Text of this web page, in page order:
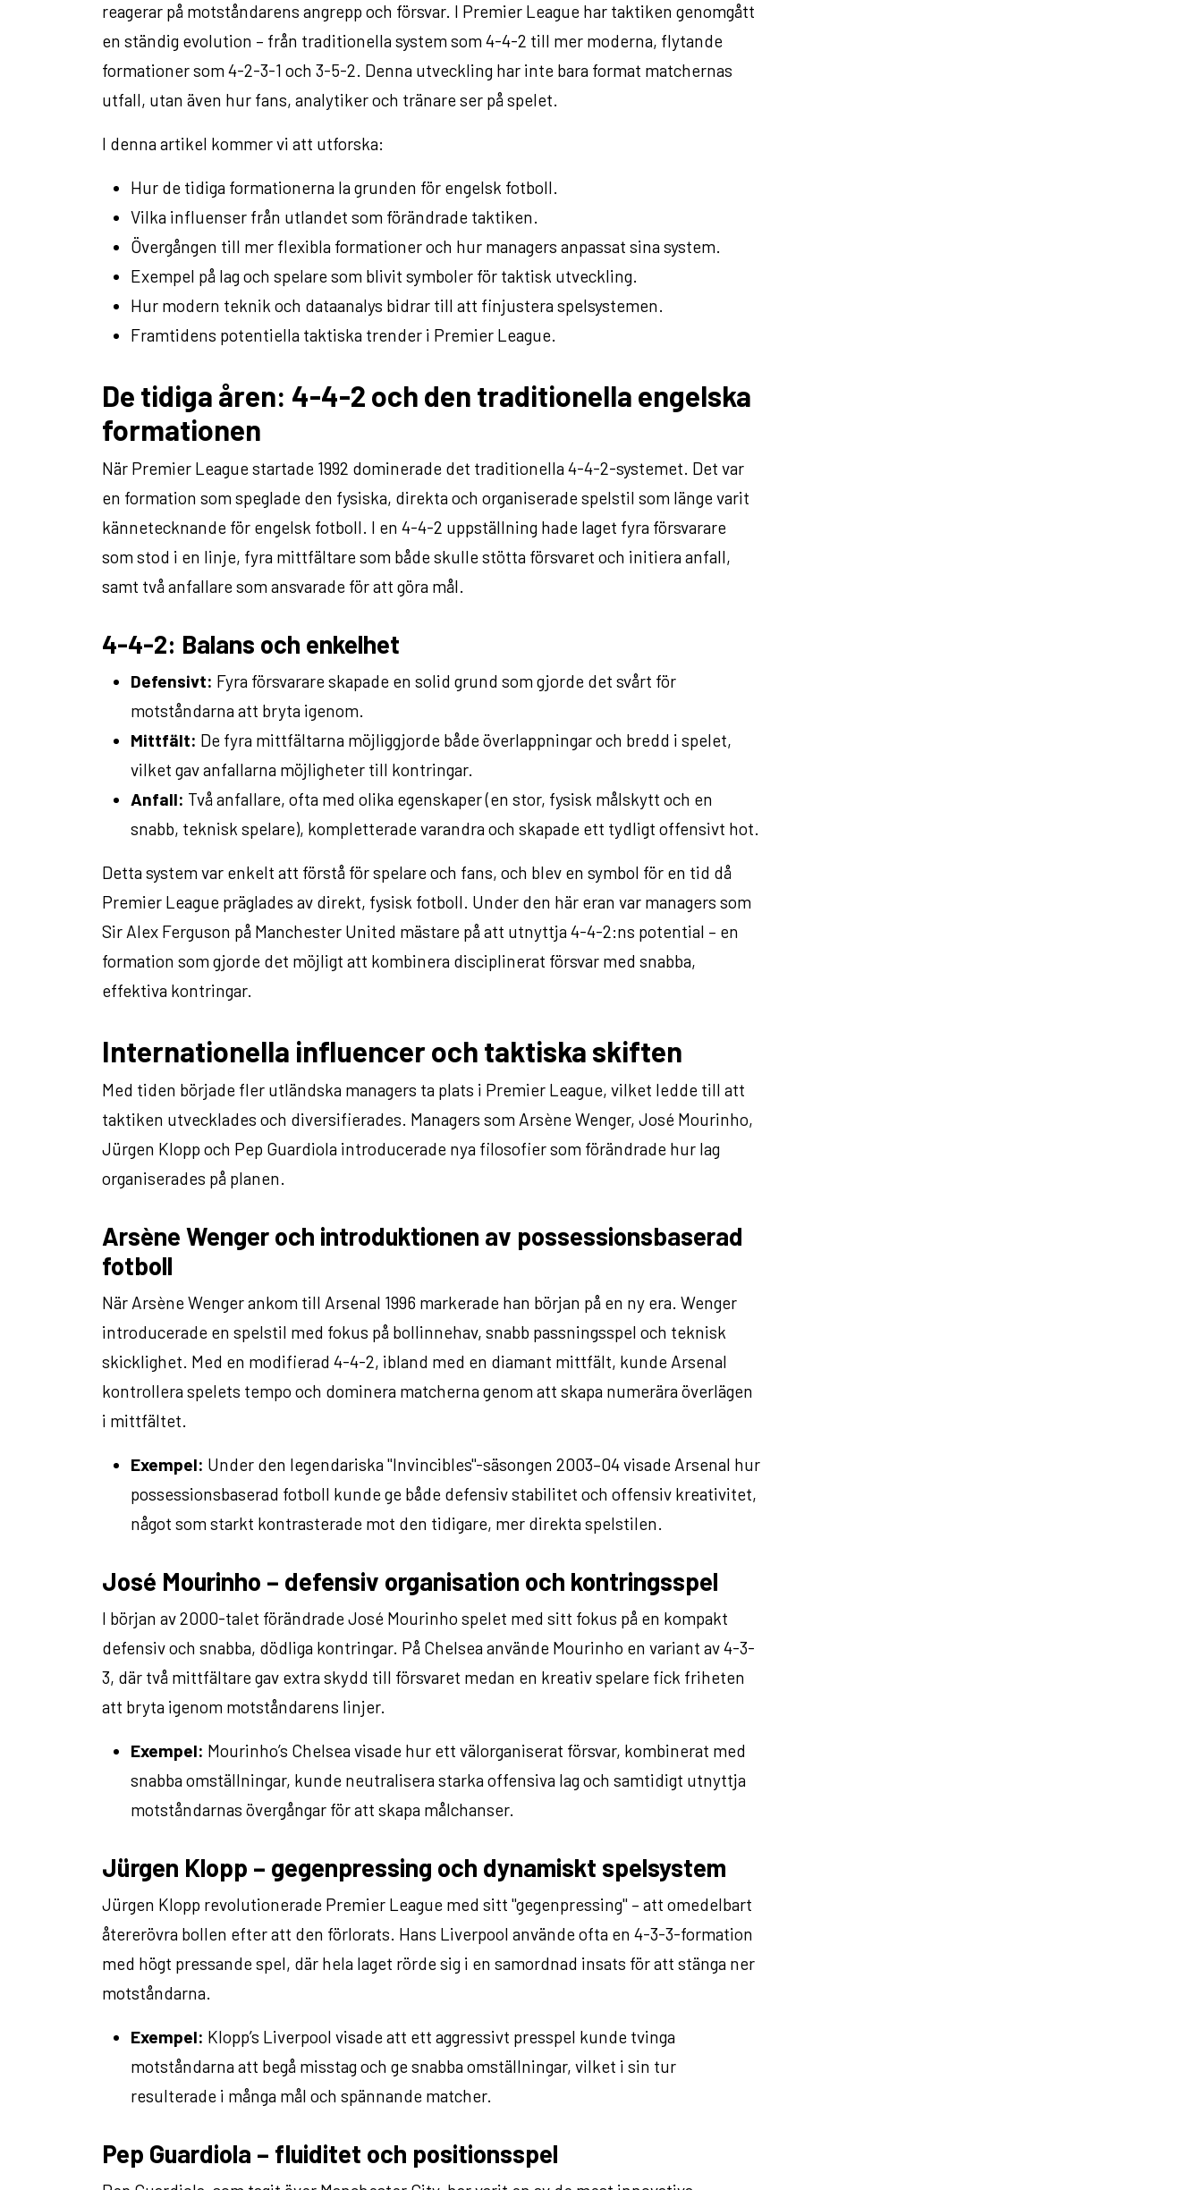
reagerar på motståndarens angrepp och försvar. I Premier League har taktiken genomgått
en ständig evolution – från traditionella system som 4-4-2 till mer moderna, flytande
formationer som 4-2-3-1 och 3-5-2. Denna utveckling har inte bara format matchernas
utfall, utan även hur fans, analytiker och tränare ser på spelet.
I denna artikel kommer vi att utforska:
Hur de tidiga formationerna la grunden för engelsk fotboll.
Vilka influenser från utlandet som förändrade taktiken.
Övergången till mer flexibla formationer och hur managers anpassat sina system.
Exempel på lag och spelare som blivit symboler för taktisk utveckling.
Hur modern teknik och dataanalys bidrar till att finjustera spelsystemen.
Framtidens potentiella taktiska trender i Premier League.
De tidiga åren: 4-4-2 och den traditionella engelska
formationen
När Premier League startade 1992 dominerade det traditionella 4-4-2-systemet. Det var
en formation som speglade den fysiska, direkta och organiserade spelstil som länge varit
kännetecknande för engelsk fotboll. I en 4-4-2 uppställning hade laget fyra försvarare
som stod i en linje, fyra mittfältare som både skulle stötta försvaret och initiera anfall,
samt två anfallare som ansvarade för att göra mål.
4-4-2: Balans och enkelhet
Defensivt: Fyra försvarare skapade en solid grund som gjorde det svårt för
motståndarna att bryta igenom.
Mittfält: De fyra mittfältarna möjliggjorde både överlappningar och bredd i spelet,
vilket gav anfallarna möjligheter till kontringar.
Anfall: Två anfallare, ofta med olika egenskaper (en stor, fysisk målskytt och en
snabb, teknisk spelare), kompletterade varandra och skapade ett tydligt offensivt hot.
Detta system var enkelt att förstå för spelare och fans, och blev en symbol för en tid då
Premier League präglades av direkt, fysisk fotboll. Under den här eran var managers som
Sir Alex Ferguson på Manchester United mästare på att utnyttja 4-4-2:ns potential – en
formation som gjorde det möjligt att kombinera disciplinerat försvar med snabba,
effektiva kontringar.
Internationella influencer och taktiska skiften
Med tiden började fler utländska managers ta plats i Premier League, vilket ledde till att
taktiken utvecklades och diversifierades. Managers som Arsène Wenger, José Mourinho,
Jürgen Klopp och Pep Guardiola introducerade nya filosofier som förändrade hur lag
organiserades på planen.
Arsène Wenger och introduktionen av possessionsbaserad
fotboll
När Arsène Wenger ankom till Arsenal 1996 markerade han början på en ny era. Wenger
introducerade en spelstil med fokus på bollinnehav, snabb passningsspel och teknisk
skicklighet. Med en modifierad 4-4-2, ibland med en diamant mittfält, kunde Arsenal
kontrollera spelets tempo och dominera matcherna genom att skapa numerära överlägen
i mittfältet.
Exempel: Under den legendariska "Invincibles"-säsongen 2003–04 visade Arsenal hur
possessionsbaserad fotboll kunde ge både defensiv stabilitet och offensiv kreativitet,
något som starkt kontrasterade mot den tidigare, mer direkta spelstilen.
José Mourinho – defensiv organisation och kontringsspel
I början av 2000-talet förändrade José Mourinho spelet med sitt fokus på en kompakt
defensiv och snabba, dödliga kontringar. På Chelsea använde Mourinho en variant av 4-3-
3, där två mittfältare gav extra skydd till försvaret medan en kreativ spelare fick friheten
att bryta igenom motståndarens linjer.
Exempel: Mourinho’s Chelsea visade hur ett välorganiserat försvar, kombinerat med
snabba omställningar, kunde neutralisera starka offensiva lag och samtidigt utnyttja
motståndarnas övergångar för att skapa målchanser.
Jürgen Klopp – gegenpressing och dynamiskt spelsystem
Jürgen Klopp revolutionerade Premier League med sitt "gegenpressing" – att omedelbart
återerövra bollen efter att den förlorats. Hans Liverpool använde ofta en 4-3-3-formation
med högt pressande spel, där hela laget rörde sig i en samordnad insats för att stänga ner
motståndarna.
Exempel: Klopp’s Liverpool visade att ett aggressivt presspel kunde tvinga
motståndarna att begå misstag och ge snabba omställningar, vilket i sin tur
resulterade i många mål och spännande matcher.
Pep Guardiola – fluiditet och positionsspel